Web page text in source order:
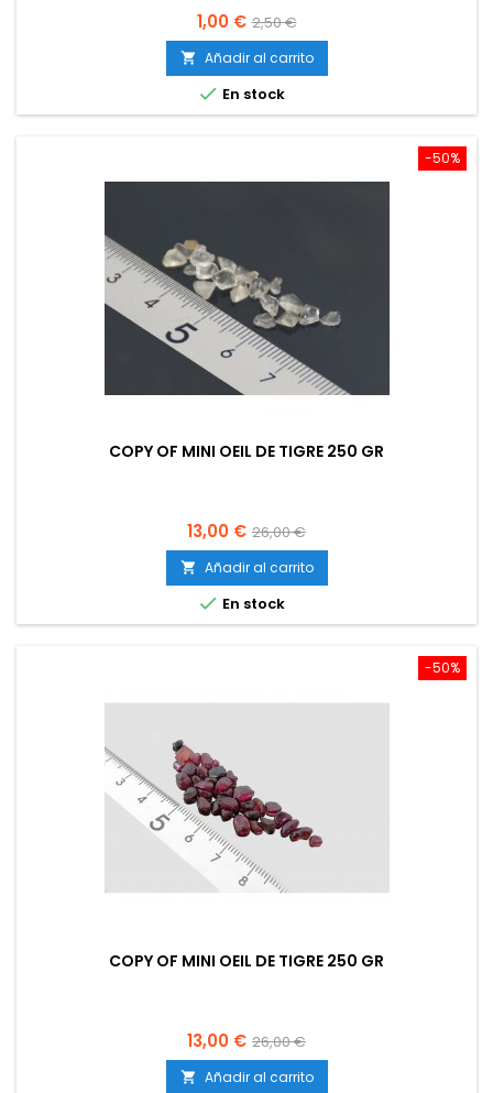
Precio
1,00 € Precio
base
2,50 €
 Añadir al carrito
 En stock
-50%
COPY OF MINI OEIL DE TIGRE 250 GR
Precio
13,00 € Precio
base
26,00 €
 Añadir al carrito
 En stock
-50%
COPY OF MINI OEIL DE TIGRE 250 GR
Precio
13,00 € Precio
base
26,00 €
 Añadir al carrito